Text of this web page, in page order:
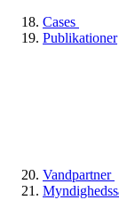
Cases
Publikationer
Vandpartner